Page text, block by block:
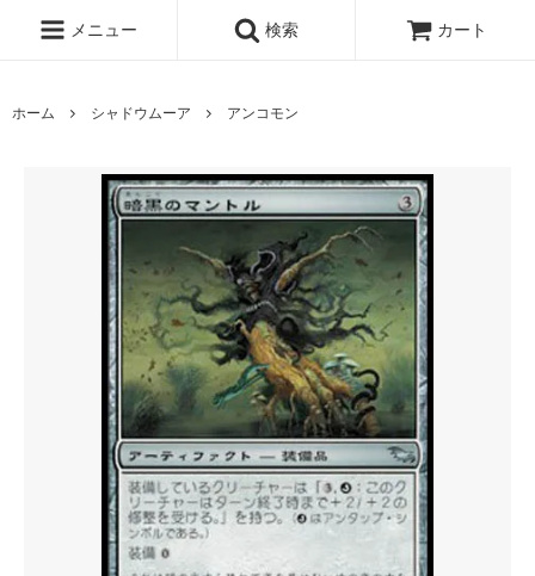
メニュー 検索 カート
ホーム シャドウムーア アンコモン